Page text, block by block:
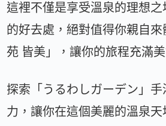
這裡不僅是享受溫泉的理想
的好去處，絕對值得你親自
苑 皆美」，讓你的旅程充滿美
探索「うるわしガーデン」
力，讓你在這個美麗的溫泉